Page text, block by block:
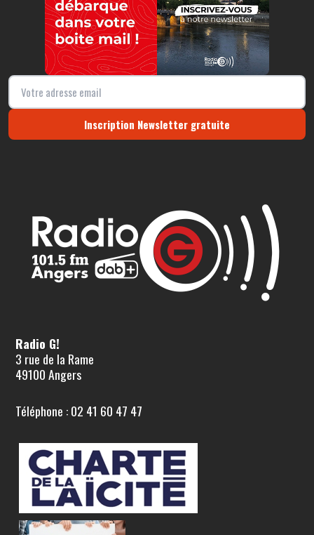
Inscription Newsletter gratuite
Radio G!
3 rue de la Rame
49100 Angers
Téléphone : 02 41 60 47 47